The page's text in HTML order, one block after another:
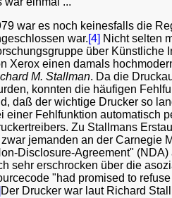
war es noch keinesfalls die
war.[4] Nicht selten
über Künstliche
Xerox einen damals
M. Stallman. Da die
konnten die häufigen
daß der wichtige Drucker so
einer Fehlfunktion automatisch
Zu Stallmans
jemanden an der Carnegie
Disclosure-Agreement"
sehr erschrocken über die
"had promised to
Der Drucker war laut Richard